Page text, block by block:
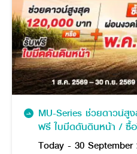
MU-Series ช่วยดาวน์สู
ฟรี ใบมีดดันดินหน้า / ซื้
พฤษภาคม 2571
Today - 30 September